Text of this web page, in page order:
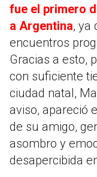
fue el primero
a Argentina, ya
encuentros
Gracias a esto,
con suficiente
ciudad natal,
aviso, apareció
de su amigo,
asombro y
desapercibida